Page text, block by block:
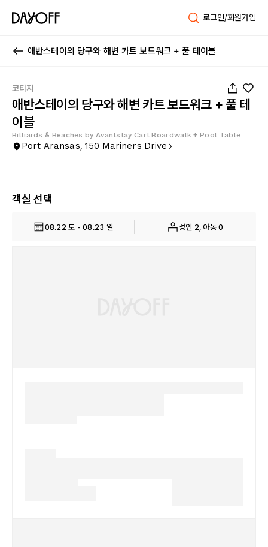
로그인/회원가입
애반스테이의 당구와 해변 카트 보드워크 + 풀 테이블
코티지
애반스테이의 당구와 해변 카트 보드워크 + 풀 테
이블
Billiards & Beaches by Avantstay Cart Boardwalk + Pool Table
Port Aransas, 150 Mariners Drive
객실 선택
08.22 토 - 08.23 일 성인 2, 아동 0